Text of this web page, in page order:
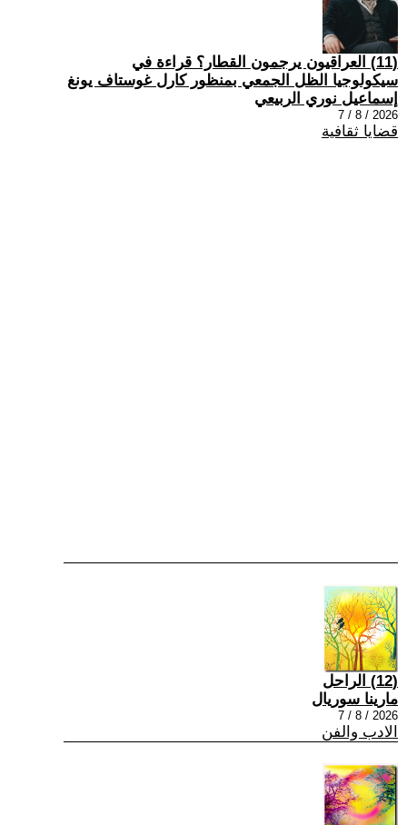
(11) العراقيون يرجمون القطار؟ قراءة في
سيكولوجيا الظل الجمعي بمنظور كارل غوستاف يونغ
إسماعيل نوري الربيعي
2026 / 8 / 7
قضايا ثقافية
(12) الراحل
مارينا سوريال
2026 / 8 / 7
الادب والفن